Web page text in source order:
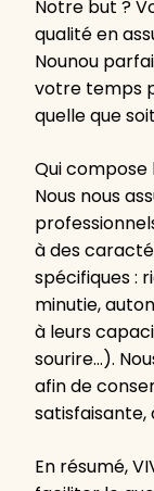
Notre but ?
qualité en
Nounou
votre temps
quelle que
Qui compose
Nous nous
à des
spécifiques :
minutie,
à leurs
sourire…).
afin de
En résumé,